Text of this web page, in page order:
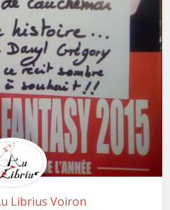
Librius Voiron